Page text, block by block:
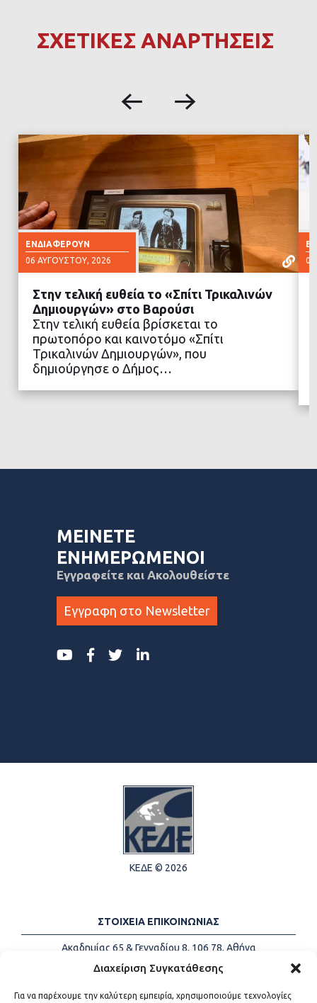
Διαχείριση Συγκατάθεσης
Για να παρέχουμε την καλύτερη εμπειρία, χρησιμοποιούμε τεχνολογίες
ΣΧΕΤΙΚΕΣ ΑΝΑΡΤΗΣΕΙΣ
ΕΝΔΙΑΦΈΡΟΥΝ
06 ΑΥΓΟΎΣΤΟΥ, 2026
ΔΙΑΒΑΣΤΕ ΠΕΡΙΣΣΟΤΕΡΑ
Στην τελική ευθεία το «Σπίτι Τρικαλινών
Δημιουργών» στο Βαρούσι
Στην τελική ευθεία βρίσκεται το
πρωτοπόρο και καινοτόμο «Σπίτι
Τρικαλινών Δημιουργών», που
δημιούργησε ο Δήμος…
ΜΕΙΝΕΤΕ
ΕΝΗΜΕΡΩΜΕΝΟΙ
Εγγραφείτε και Ακολουθείστε
Εγγραφη στο Newsletter
ΚΕΔΕ © 2026
ΣΤΟΙΧΕΙΑ ΕΠΙΚΟΙΝΩΝΙΑΣ
Ακαδημίας 65 & Γενναδίου 8, 106 78, Αθήνα
Τηλέφωνα:
+30 213-2147500
Email:
info@kede.gr